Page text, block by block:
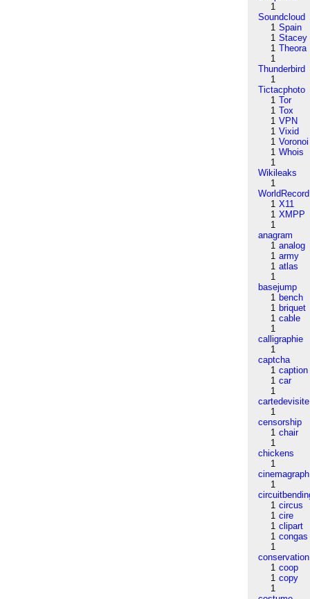
1
Soundcloud
1 Spain
1 Stacey
1 Theora
1
Thunderbird
1
Tictacphoto
1 Tor
1 Tox
1 VPN
1 Vixid
1 Voronoi
1 Whois
1
Wikileaks
1
WorldRecord
1 X11
1 XMPP
1
anagram
1 analog
1 army
1 atlas
1
basejump
1 bench
1 briquet
1 cable
1
calligraphie
1
captcha
1 caption
1 car
1
cartedevisite
1
censorship
1 chair
1
chickens
1
cinemagraph
1
1 circus
1 cire
1 clipart
1 congas
1
conservation
1 coop
1 copy
1